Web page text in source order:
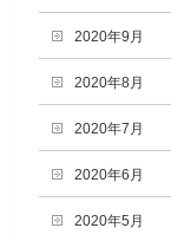
2020年9月
2020年8月
2020年7月
2020年6月
2020年5月